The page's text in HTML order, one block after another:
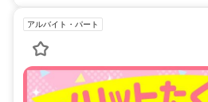
アルバイト・パート